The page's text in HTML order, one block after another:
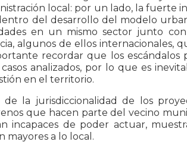
local: por un lado, la fuerte
del desarrollo del modelo
en un mismo sector junto
algunos de ellos internacionales,
recordar que los escándalos
analizados, por lo que es
en el territorio.
la jurisdiccionalidad de los
que hacen parte del vecino
incapaces de poder actuar,
mayores a lo local.